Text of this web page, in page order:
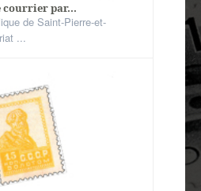
courrier par...
de Saint-Pierre-et-
...